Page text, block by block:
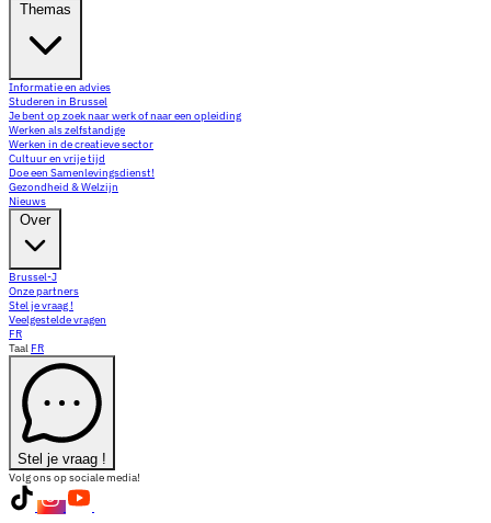
Themas
Informatie en advies
Studeren in Brussel
Je bent op zoek naar werk of naar een opleiding
Werken als zelfstandige
Werken in de creatieve sector
Cultuur en vrije tijd
Doe een Samenlevingsdienst!
Gezondheid & Welzijn
Nieuws
Over
Brussel-J
Onze partners
Stel je vraag !
Veelgestelde vragen
FR
Taal FR
Stel je vraag !
Volg ons op sociale media!